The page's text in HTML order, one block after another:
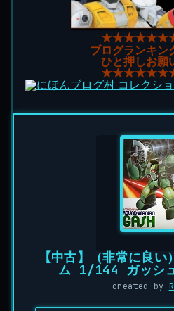
ブログランキン
ひと押しお願
【中古】（非常に良
ム 1/144 ガッシ
created by